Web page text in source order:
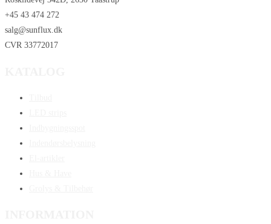
+45 43 474 272
salg@sunflux.dk
CVR 33772017